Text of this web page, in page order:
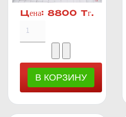
Цена: 8800 Тг.